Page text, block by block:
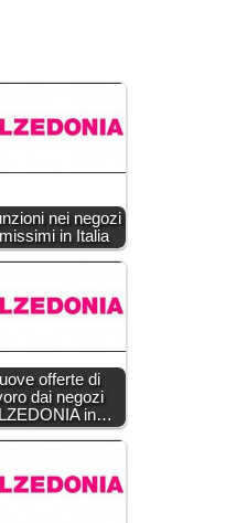
nei negozi
in Italia
offerte di
dai negozi
in…